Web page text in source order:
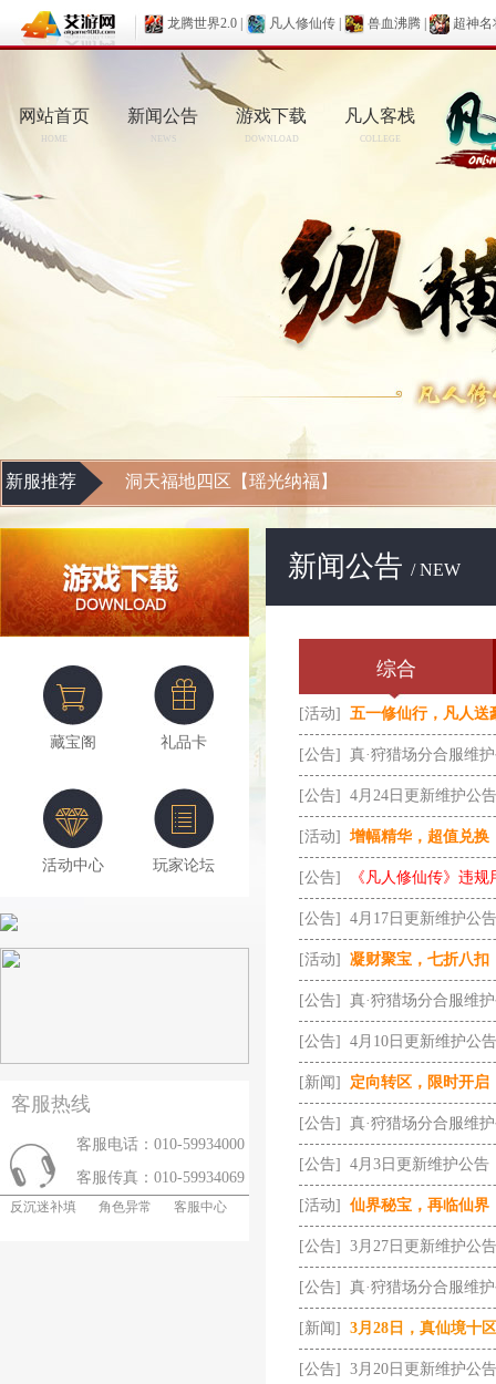
龙腾世界2.0 凡人修仙传 兽血沸腾 超神名
网站首页
HOME
新闻公告
NEWS
游戏下载
DOWNLOAD
凡人客栈
COLLEGE
新服推荐 洞天福地四区【瑶光纳福】
藏宝阁 礼品卡
活动中心 玩家论坛
客服热线
客服电话：010-59934000
客服传真：010-59934069
反沉迷补填 角色异常 客服中心
新闻公告 / NEW
综合
[活动] 五一修仙行，凡人送
[公告] 真·狩猎场分合服维
[公告] 4月24日更新维护公告
[活动] 增幅精华，超值兑换
[公告] 《凡人修仙传》违
[公告] 4月17日更新维护公告
[活动] 凝财聚宝，七折八扣
[公告] 真·狩猎场分合服维
[公告] 4月10日更新维护公告
[新闻] 定向转区，限时开启
[公告] 真·狩猎场分合服维
[公告] 4月3日更新维护公告
[活动] 仙界秘宝，再临仙界
[公告] 3月27日更新维护公告
[公告] 真·狩猎场分合服维
[新闻] 3月28日，真仙境十
[公告] 3月20日更新维护公告